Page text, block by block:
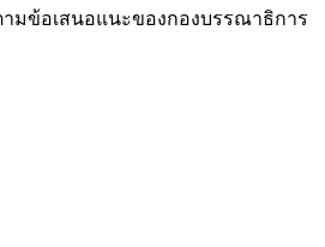
มข้อเสนอแนะของกองบรรณาธิการ